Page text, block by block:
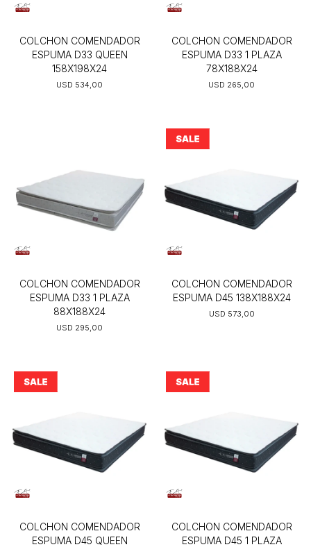
COLCHON COMENDADOR
ESPUMA D33 QUEEN
158X198X24
USD 534,00
COLCHON COMENDADOR
ESPUMA D33 1 PLAZA
78X188X24
USD 265,00
COLCHON COMENDADOR
ESPUMA D33 1 PLAZA
88X188X24
USD 295,00
COLCHON COMENDADOR
ESPUMA D45 138X188X24
USD 573,00
COLCHON COMENDADOR
ESPUMA D45 QUEEN
COLCHON COMENDADOR
ESPUMA D45 1 PLAZA